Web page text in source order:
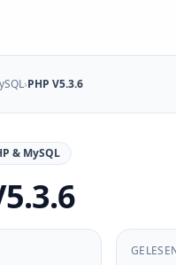
›PHP V5.3.6
& MySQL